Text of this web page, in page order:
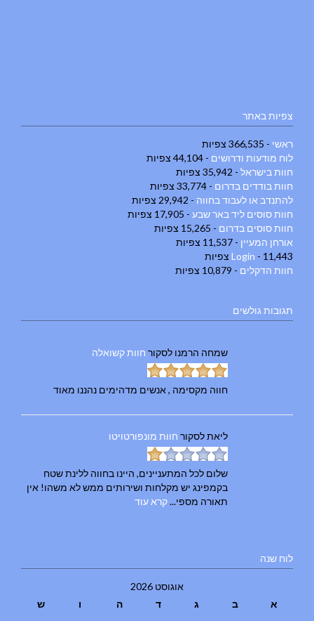
צפיות באתר
ראשי - 366,535 צפיות
לוח מודעות ודרושים - 44,104 צפיות
חוות בישראל - 35,942 צפיות
חוות בודדים בדרום - 33,774 צפיות
להתנדב או לעבוד בחווה - 29,942 צפיות
חוות סוסים ליד באר שבע - 17,905 צפיות
חוות סוסים בדרום - 15,265 צפיות
אורחן המעיין - 11,537 צפיות
Login - 11,443 צפיות
חוות הדקלים - 10,879 צפיות
תגובות גולשים
שמחה הרמנו לסקור חוות קשואלה
חווה מקסימה , אנשים מדהימים נהננו מאוד
ליאתלסקור חוות מונפורטויטו
שלום לכל המתעניינים, היינו בחווה ללינת שטח
בקמפינג יש מקלחות ושירותים ממש לא משהו! אין
תאורה מספי...קרא עוד
לוח שנה
אוגוסט 2026
א
ב ג ד ה ו
ש